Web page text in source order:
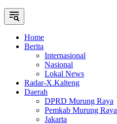
Home
Berita
Internasional
Nasional
Lokal News
Radar-X.Kalteng
Daerah
DPRD Murung Raya
Pemkab Murung Raya
Jakarta